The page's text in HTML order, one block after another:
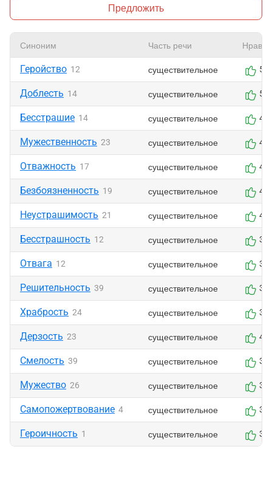
Предложить
Синоним Часть речи
Геройство 12 существительное 5
Доблесть 14 существительное 5
Бесстрашие 14 существительное 4
Мужественность 23 существительное 4
Отважность 17 существительное 4
Безбоязненность 19 существительное 4
Неустрашимость 21 существительное 4
Бесстрашность 12 существительное 3
Отвага 12 существительное 3
Решительность 39 существительное 3
Храбрость 24 существительное 3
Дерзость 23 существительное 4
Смелость 39 существительное 3
Мужество 26 существительное 3
Самопожертвование 4 существительное 3
Героичность 1 существительное 3